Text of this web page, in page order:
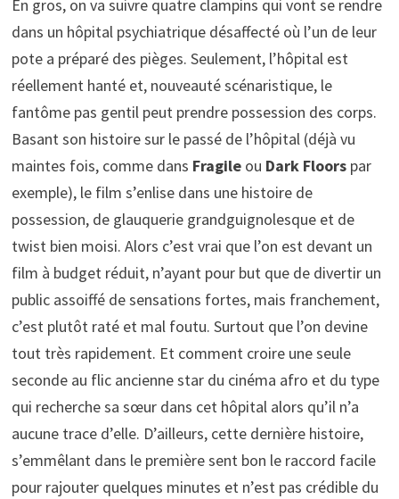
En gros, on va suivre quatre clampins qui vont se rendre
dans un hôpital psychiatrique désaffecté où l’un de leur
pote a préparé des pièges. Seulement, l’hôpital est
réellement hanté et, nouveauté scénaristique, le
fantôme pas gentil peut prendre possession des corps.
Basant son histoire sur le passé de l’hôpital (déjà vu
maintes fois, comme dans Fragileou Dark Floorspar
exemple), le film s’enlise dans une histoire de
possession, de glauquerie grandguignolesque et de
twist bien moisi. Alors c’est vrai que l’on est devant un
film à budget réduit, n’ayant pour but que de divertir un
public assoiffé de sensations fortes, mais franchement,
c’est plutôt raté et mal foutu. Surtout que l’on devine
tout très rapidement. Et comment croire une seule
seconde au flic ancienne star du cinéma afro et du type
qui recherche sa sœur dans cet hôpital alors qu’il n’a
aucune trace d’elle. D’ailleurs, cette dernière histoire,
s’emmêlant dans le première sent bon le raccord facile
pour rajouter quelques minutes et n’est pas crédible du